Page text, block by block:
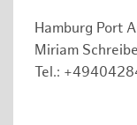
Hamburg Port
Miriam
Tel.: